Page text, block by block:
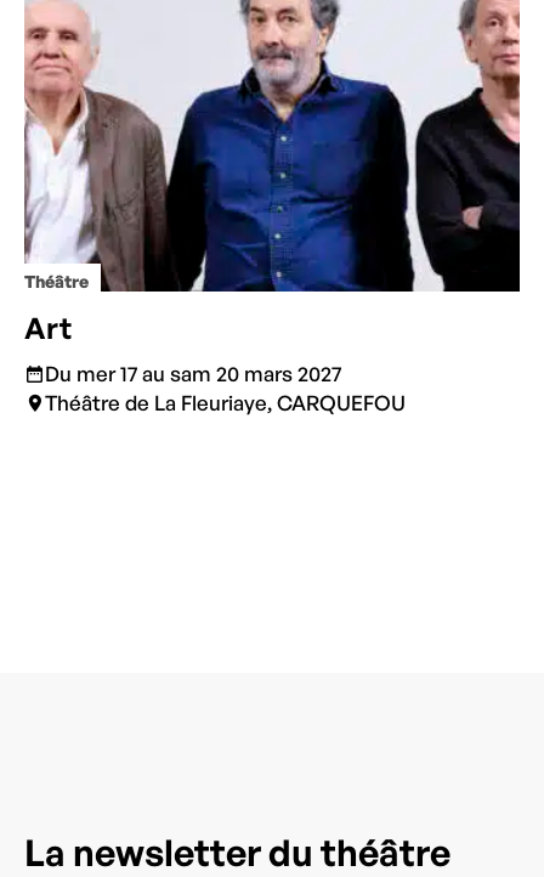
Théâtre
Art
Du mer 17 au sam 20 mars 2027
Théâtre de La Fleuriaye, CARQUEFOU
La newsletter du théâtre